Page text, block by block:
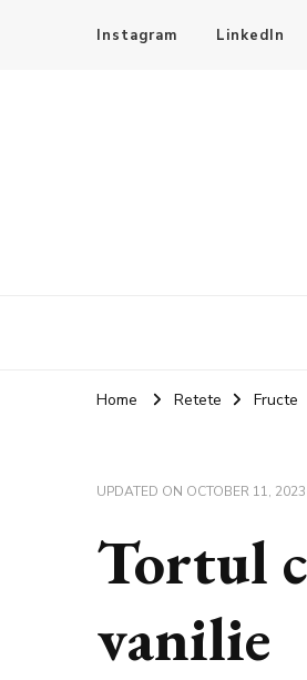
Instagram LinkedIn
Home Retete Fructe
UPDATED ON OCTOBER 11, 2023
Tortul
vanilie